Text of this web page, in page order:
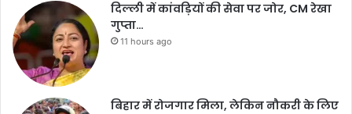
दिल्ली में कांवड़ियों की सेवा पर जोर, CM रेखा
गुप्ता…
11 hours ago
बिहार में रोजगार मिला, लेकिन नौकरी के लिए